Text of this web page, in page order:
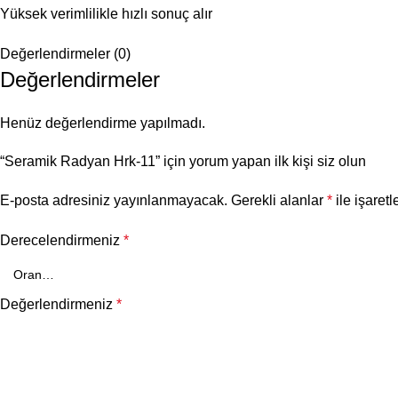
Yüksek verimlilikle hızlı sonuç alır
Değerlendirmeler (0)
Değerlendirmeler
Henüz değerlendirme yapılmadı.
“Seramik Radyan Hrk-11” için yorum yapan ilk kişi siz olun
E-posta adresiniz yayınlanmayacak. Gerekli alanlar * ile
Derecelendirmeniz *
Değerlendirmeniz *